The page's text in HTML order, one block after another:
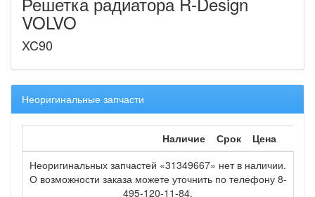
VOLVO
XC90
Неоригинальные запчасти
Наличие Срок
Цена
Неоригинальных запчастей «31349667» нет в наличии.
О возможности заказа можете уточнить по телефону 8-
495-120-11-84.